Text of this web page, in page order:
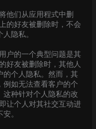
他们从应用程式中删
的好友被删除时，不会
隐私。
户的一个典型问题是其
好友被删除时，其他人
的个人隐私。然而，其
例如无法查看客户的个
这种针对个人隐私的改
让个人对其社交互动进
。